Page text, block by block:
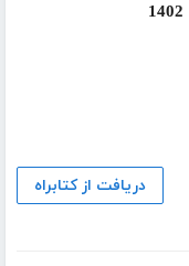
دریافت از کتابراه